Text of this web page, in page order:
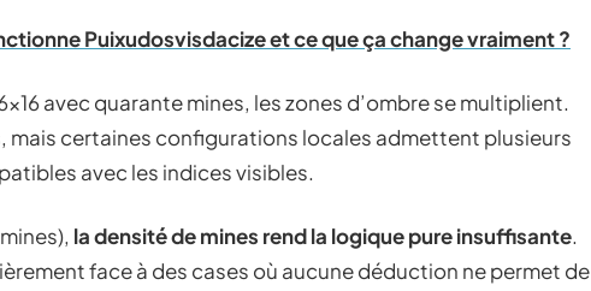
Puixudosvisdacize et ce que ça change vraiment ?
avec quarante mines, les zones d’ombre se multiplient.
mais certaines configurations locales admettent plusieurs
avec les indices visibles.
la densité de mines rend la logique pure insuffisante.
face à des cases où aucune déduction ne permet de